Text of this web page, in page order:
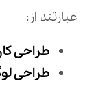
عبارتند از:
طراحی
طراحی